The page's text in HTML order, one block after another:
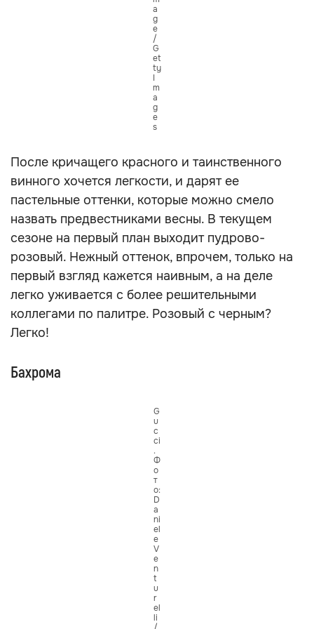
a
g
e
/
G
et
ty
I
m
a
g
e
s
После кричащего красного и таинственного
винного хочется легкости, и дарят ее
пастельные оттенки, которые можно смело
назвать предвестниками весны. В текущем
сезоне на первый план выходит пудрово-
розовый. Нежный оттенок, впрочем, только на
первый взгляд кажется наивным, а на деле
легко уживается с более решительными
коллегами по палитре. Розовый с черным?
Легко!
Бахрома
G
u
c
ci
.
Ф
о
т
о:
D
a
ni
el
e
V
e
n
t
u
r
el
li